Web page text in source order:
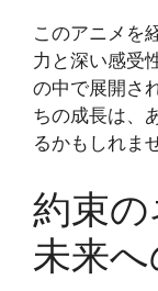
このアニメを
力と深い感受
の中で展開さ
ちの成長は、
るかもしれま
約束の
未来